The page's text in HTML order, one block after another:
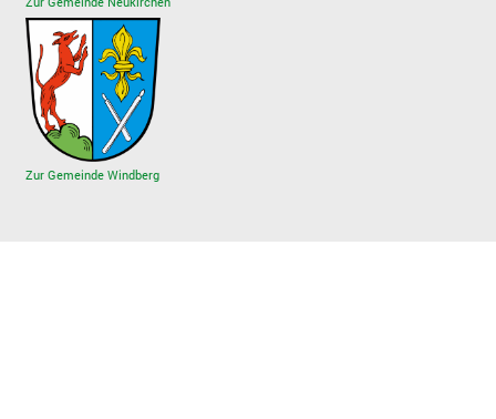
Zur Gemeinde Windberg